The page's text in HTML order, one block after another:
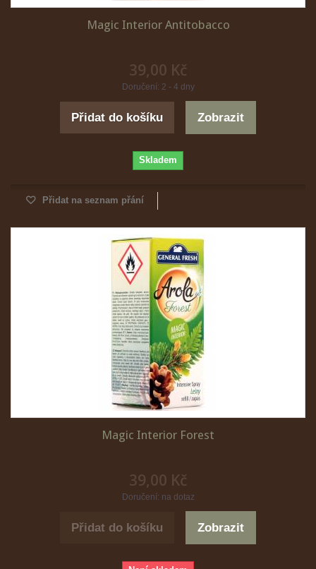
Magic Interior Antitobacco
39,00 Kč
Doručení: 2 - 4 dny
Přidat do košíku Zobrazit
Skladem
Přidat na seznam přání
Magic Interior Forest
39,00 Kč
Doručení: na dotaz
Přidat do košíku Zobrazit